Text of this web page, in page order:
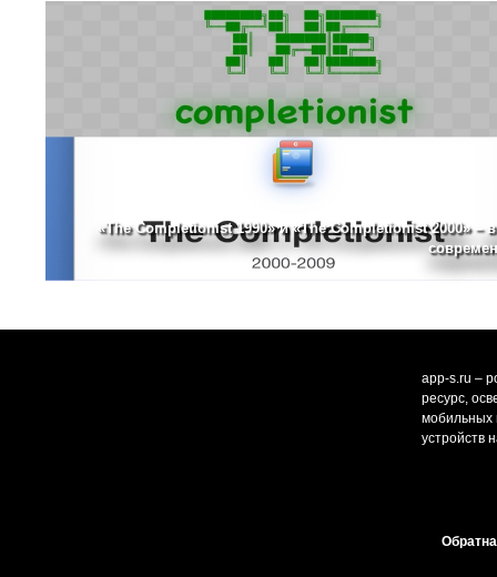
«The Completionist 1990» и «The Completionist 2000» –
app-s.ru –
ресурс,
мобильных
устройств